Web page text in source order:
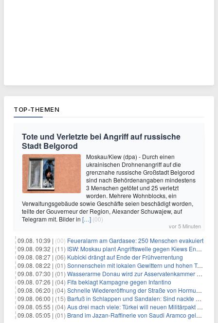
TOP-THEMEN
Tote und Verletzte bei Angriff auf russische
Stadt Belgorod
Moskau/Kiew (dpa) - Durch einen
ukrainischen Drohnenangriff auf die
grenznahe russische Großstadt Belgorod
sind nach Behördenangaben mindestens
3 Menschen getötet und 25 verletzt
worden. Mehrere Wohnblocks, ein
Verwaltungsgebäude sowie Geschäfte seien beschädigt worden,
teilte der Gouverneur der Region, Alexander Schuwajew, auf
Telegram mit. Bilder in […] (00)
vor 5 Minuten
09.08. 10:39 | (00) Feueralarm am Gardasee: 250 Menschen evakuiert
09.08. 09:32 | (11) ISW: Moskau plant Angriffswelle gegen Kiews Energieinfrastruktur
09.08. 08:27 | (06) Kubicki drängt auf Ende der Frühverrentung
09.08. 08:22 | (01) Sonnenschein mit lokalen Gewittern und hohen Temperaturen
09.08. 07:30 | (01) Wasserarme Donau wird zur Asservatenkammer der Geschichte
09.08. 07:26 | (04) Fifa beklagt Kampagne gegen Infantino
09.08. 06:20 | (04) Schnelle Wiedereröffnung der Straße von Hormus ungewiss
09.08. 06:00 | (15) Barfuß in Schlappen und Sandalen: Sind nackte Füße eklig?
09.08. 05:55 | (04) Aus drei mach viele: Türkei will neuen Militärpakt erweitern
09.08. 05:05 | (01) Brand im Jazan-Raffinerie von Saudi Aramco gelöscht: Auswirkungen auf die Energiemärkte